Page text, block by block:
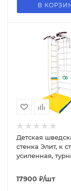
В
Детская
стенка Элит, к
усиленная,
канат, кольца,
веревочная
17900 ₽/шт